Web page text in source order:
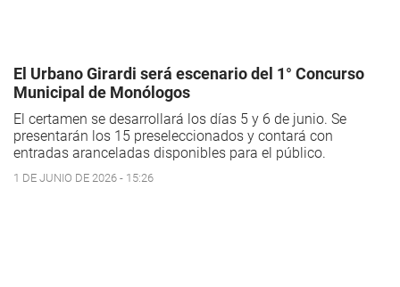
El Urbano Girardi será escenario del 1° Concurso
Municipal de Monólogos
El certamen se desarrollará los días 5 y 6 de junio. Se
presentarán los 15 preseleccionados y contará con
entradas aranceladas disponibles para el público.
1 DE JUNIO DE 2026 - 15:26